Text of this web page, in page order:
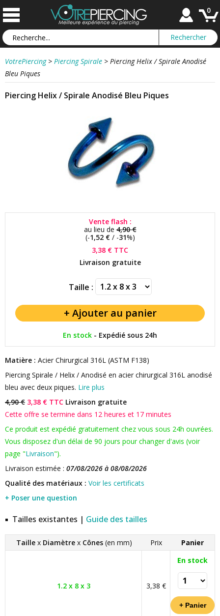
0
VotrePiercing > Piercing Spirale > Piercing Helix / Spirale Anodisé
Bleu Piques
Piercing Helix / Spirale Anodisé Bleu Piques
Vente flash :
au lieu de4,90 €
(-1,52 €/ -31%)
3,38 € TTC
Livraison gratuite
Taille :
En stock - Expédié sous 24h
Matière : Acier Chirurgical 316L (ASTM F138)
Piercing Spirale / Helix / Anodisé en acier chirurgical 316L anodisé
bleu avec deux piques. Lire plus
4,90 € 3,38 € TTC Livraison gratuite
Cette offre se termine dans 12 heures et 17 minutes
Ce produit est expédié gratuitement chez vous sous 24h ouvrées.
Vous disposez d'un délai de 90 jours pour changer d'avis (voir
page "Livraison").
Livraison estimée : 07/08/2026 à 08/08/2026
Qualité des matériaux : Voir les certificats
+ Poser une question
Tailles existantes | Guide des tailles
Taillex Diamètrex Cônes(en mm) Prix Panier
1.2 x 8 x 3 3,38 €
En stock